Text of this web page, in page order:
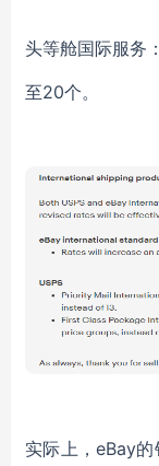
头等舱国际服务
至20个。
实际上， eBay的